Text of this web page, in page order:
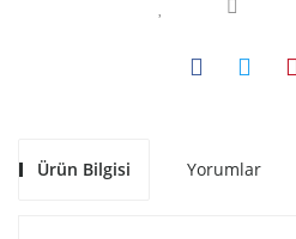
Ürün Bilgisi Yorumlar